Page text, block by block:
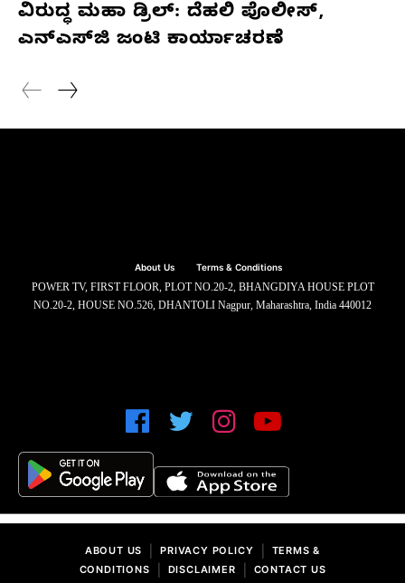
ವಿರುದ್ಧ ಮಹಾ ಡ್ರಿಲ್: ದೆಹಲಿ ಪೊಲೀಸ್,
ಎನ್‌ಎಸ್‌ಜಿ ಜಂಟಿ ಕಾರ್ಯಾಚರಣೆ
About Us Terms & Conditions
POWER TV, FIRST FLOOR, PLOT NO.20-2, BHANGDIYA HOUSE PLOT
NO.20-2, HOUSE NO.526, DHANTOLI Nagpur, Maharashtra, India 440012
ABOUT US PRIVACY POLICY
TERMS &
CONDITIONS
DISCLAIMER CONTACT US